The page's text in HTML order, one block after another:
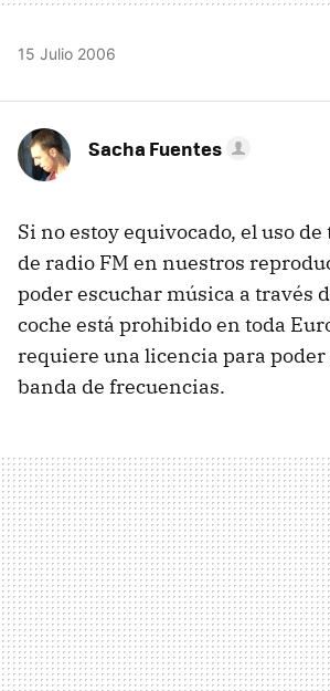
15 Julio 2006
Sacha Fuentes
Si no estoy equivocado, el uso
de radio FM en nuestros
poder escuchar música a través
coche está prohibido en toda
requiere una licencia para
banda de frecuencias.